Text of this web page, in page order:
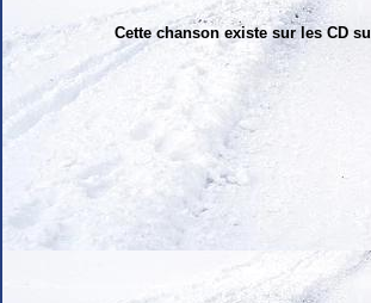
Cette chanson existe sur les CD